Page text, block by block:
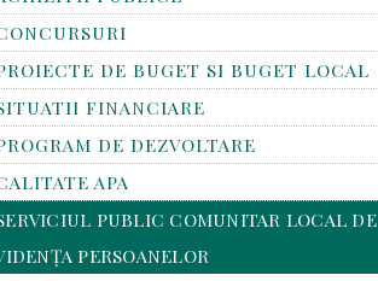
DE BUGET SI BUGET LOCAL
FINANCIARE
DE DEZVOLTARE
APA
PUBLIC COMUNITAR LOCAL DE
PERSOANELOR